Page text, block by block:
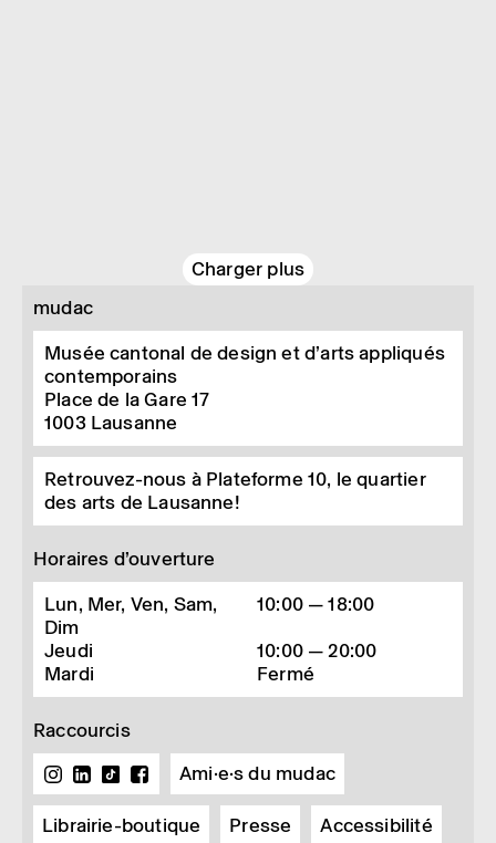
Charger plus
mudac
Musée cantonal de design et d’arts appliqués
contemporains
Place de la Gare 17
1003 Lausanne
Retrouvez-nous à Plateforme 10, le quartier
des arts de Lausanne!
Horaires d’ouverture
Lun, Mer, Ven, Sam,
Dim
10:00 — 18:00
Jeudi
10:00 — 20:00
Mardi
Fermé
Raccourcis
Ami·e·s du mudac
Librairie-boutique Presse Accessibilité